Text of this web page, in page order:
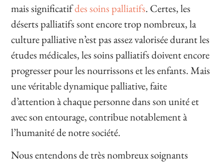
mais significatifdes soins palliatifs. Certes, les
déserts palliatifs sont encore trop nombreux, la
culture palliative n’est pas assez valorisée durant les
études médicales, les soins palliatifs doivent encore
progresser pour les nourrissons et les enfants. Mais
une véritable dynamique palliative, faite
d’attention à chaque personne dans son unité et
avec son entourage, contribue notablement à
l’humanité de notre société.
Nous entendons de très nombreux soignants